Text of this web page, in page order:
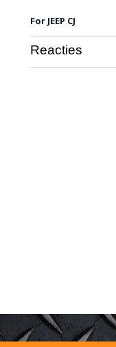
For JEEP CJ
Reacties